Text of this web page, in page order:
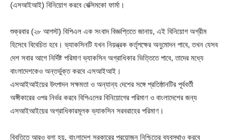
(এসআইআই) বিনিয়োগ করবে বেক্সিমকো ফার্মা।
শুক্রবার (২৮ আগস্ট) বিপিএল এক সংবাদ বিজ্ঞপ্তিতে জানায়, এই বিনিয়োগ অগ্রীম
হিসেবে বিবেচিত হবে। ভ্যাকসিনটি যখন নিয়ন্ত্রক কর্তৃপক্ষের অনুমোদন পাবে, তখন যেসব
দেশ সবার আগে নির্দিষ্ট পরিমাণ ভ্যাকসিন অগ্রাধিকার ভিত্তিতে পাবে, তাদের মধ্যে
বাংলাদেশকেও অন্তর্ভুক্ত করবে এসআইআই।
এসআইআইয়ের উৎপাদন সক্ষমতা ও অন্যান্য দেশের সঙ্গে প্রতিষ্ঠানটির পূর্ববর্তী
অঙ্গীকারের ওপর নির্ভর করবে বিপিএলের বিনিয়োগের পরিমাণ ও বাংলাদেশের জন্য
এসআইআইয়ের অগ্রাধিকারমূলক ভ্যাকসিন সরবরাহের পরিমাণ।
বিবৃতিতে আরও বলা হয়, বাংলাদেশ সরকারের প্রয়োজন নিশ্চিতের ব্যবস্থাও করবে